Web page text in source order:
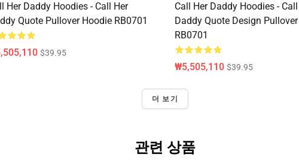
Her Daddy Hoodies - Call Her
Quote Pullover Hoodie RB0701
$39.95
Call Her Daddy Hoodies -
Daddy Quote Design
RB0701
₩5,505,110 $39.95
더 보기
관련 상품